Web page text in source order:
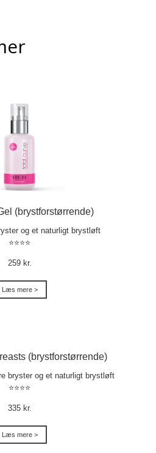
(brystforstørrende)
og et naturligt brystløft
⭐⭐⭐⭐
259 kr.
Læs mere >
(brystforstørrende)
bryster og et naturligt brystløft
⭐⭐⭐⭐
335 kr.
Læs mere >